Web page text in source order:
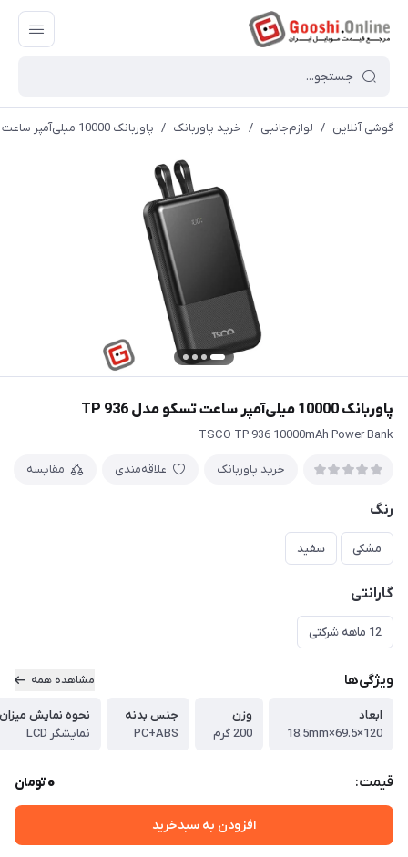
گوشی آنلاین / لوازم‌جانبی / خرید پاوربانک / پاوربانک 10000 میلی‌آمپر ساعت تسکو مدل TP 936
پاوربانک 10000 میلی‌آمپر ساعت تسکو مدل TP 936
TSCO TP 936 10000mAh Power Bank
خرید پاوربانک علاقه‌مندی مقایسه
رنگ
مشکی سفید
گارانتی
12 ماهه شرکتی
ویژگی‌ها مشاهده همه
ابعاد
120×69.5×18.5mm
وزن
200 گرم
جنس بدنه
PC+ABS
نحوه نمایش
نمایشگر LCD
قیمت: 0تومان
افزودن به سبدخرید